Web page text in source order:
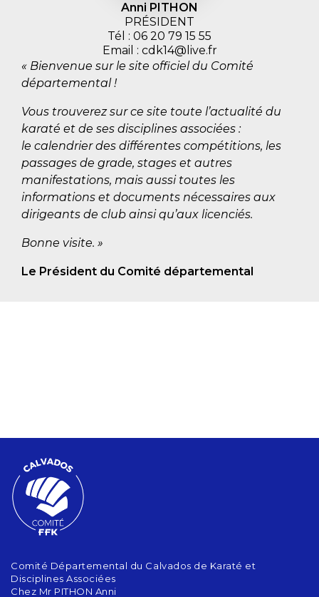
Anni PITHON
PRÉSIDENT
Tél : 06 20 79 15 55
Email : cdk14@live.fr
« Bienvenue sur le site officiel du Comité
départemental !
Vous trouverez sur ce site toute l’actualité du
karaté et de ses disciplines associées :
le calendrier des différentes compétitions, les
passages de grade, stages et autres
manifestations, mais aussi toutes les
informations et documents nécessaires aux
dirigeants de club ainsi qu’aux licenciés.
Bonne visite. »
Le Président du Comité départemental
Comité Départemental du Calvados de Karaté et
Disciplines Associées
Chez Mr PITHON Anni